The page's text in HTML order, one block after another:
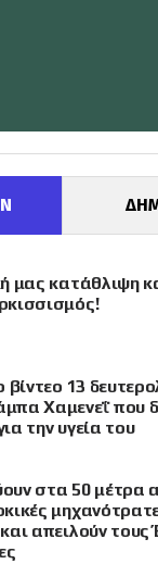
μας κατάθλιψη
βίντεο 13
Χαμενεΐ που
την υγεία του
στα 50 μέτρα
απειλούν τους